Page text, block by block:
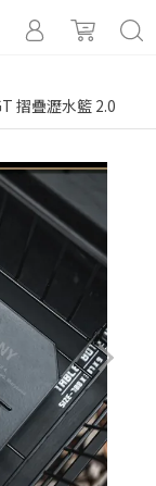
摺疊瀝水籃 2.0